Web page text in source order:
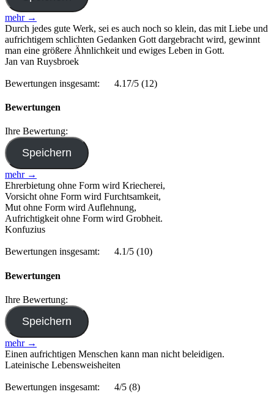
mehr →
Durch jedes gute Werk, sei es auch noch so klein, das mit Liebe und
aufrichtigem schlichten Gedanken Gott dargebracht wird, gewinnt
man eine größere Ähnlichkeit und ewiges Leben in Gott.
Jan van Ruysbroek
Bewertungen insgesamt: 4.17/5 (12)
Bewertungen
Ihre Bewertung:
mehr →
Ehrerbietung ohne Form wird Kriecherei,
Vorsicht ohne Form wird Furchtsamkeit,
Mut ohne Form wird Auflehnung,
Aufrichtigkeit ohne Form wird Grobheit.
Konfuzius
Bewertungen insgesamt: 4.1/5 (10)
Bewertungen
Ihre Bewertung:
mehr →
Einen aufrichtigen Menschen kann man nicht beleidigen.
Lateinische Lebensweisheiten
Bewertungen insgesamt: 4/5 (8)